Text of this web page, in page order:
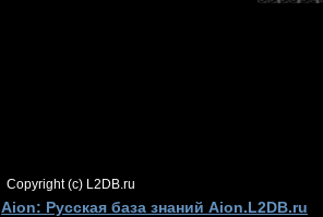
Copyright (c) L2DB.ru
Aion: Русская база знаний Aion.L2DB.ru